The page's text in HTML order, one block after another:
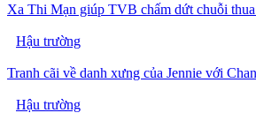
Xa Thi Mạn giúp TVB chấm dứt chuỗi
Hậu trường
Tranh cãi về danh xưng của Jennie với
Hậu trường